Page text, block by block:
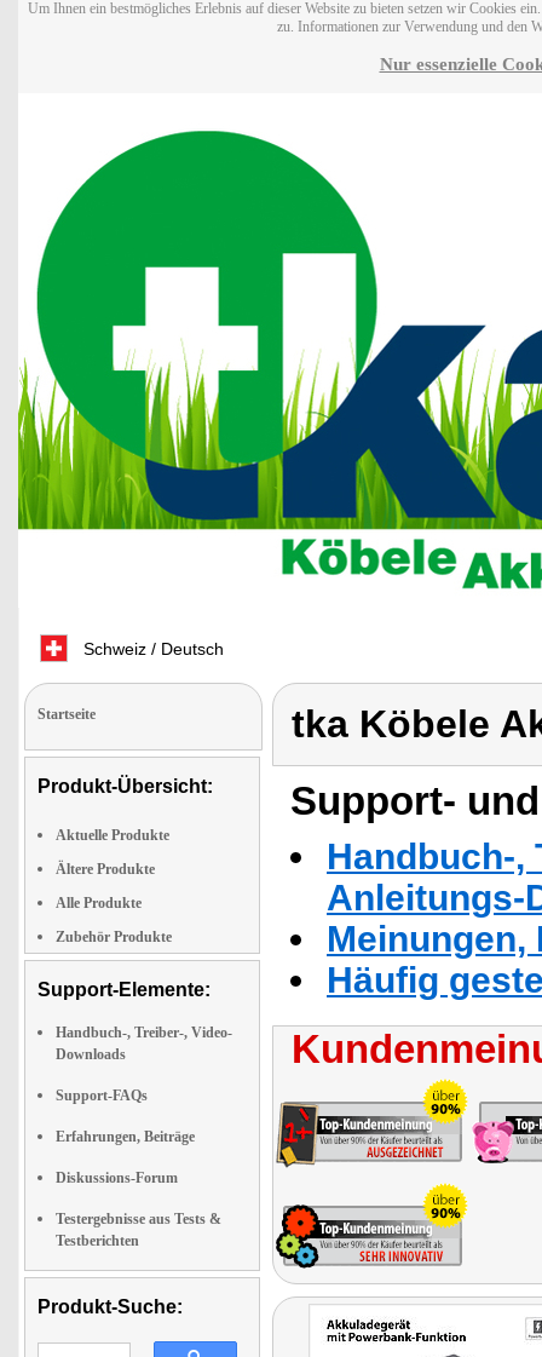
Um Ihnen ein bestmögliches Erlebnis auf dieser Website zu bieten setzen wir Cookies
zu. Informationen zur Verwendung und den
Nur essenzielle
Schweiz / Deutsch
Startseite
Produkt-Übersicht:
Aktuelle Produkte
Ältere Produkte
Alle Produkte
Zubehör Produkte
Support-Elemente:
Handbuch-, Treiber-, Video-
Downloads
Support-FAQs
Erfahrungen, Beiträge
Diskussions-Forum
Testergebnisse aus Tests &
Testberichten
Produkt-Suche:
tka Köbele
Support-
Handbuch-,
Anleitungs-
Häufig